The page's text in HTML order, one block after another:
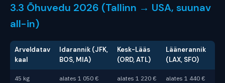
3.3 Õhuvedu 2026 (Tallinn → USA, suunav
all-in)
Arveldatav
kaal
Idarannik (JFK,
BOS, MIA)
Kesk-Lääs
(ORD, ATL)
Läänerannik
(LAX, SFO)
45 kg alates 1 050 € alates 1 220 € alates 1 440 €